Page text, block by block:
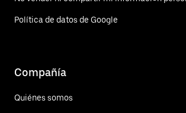
Política de datos de Google
Compañía
Quiénes somos